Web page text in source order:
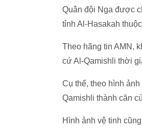
Quân đội Nga được
tỉnh Al-Hasakah
Theo hãng tin AMN,
cứ Al-Qamishli thời
Cụ thể, theo hình
Qamishli thành căn
Hình ảnh vệ tinh